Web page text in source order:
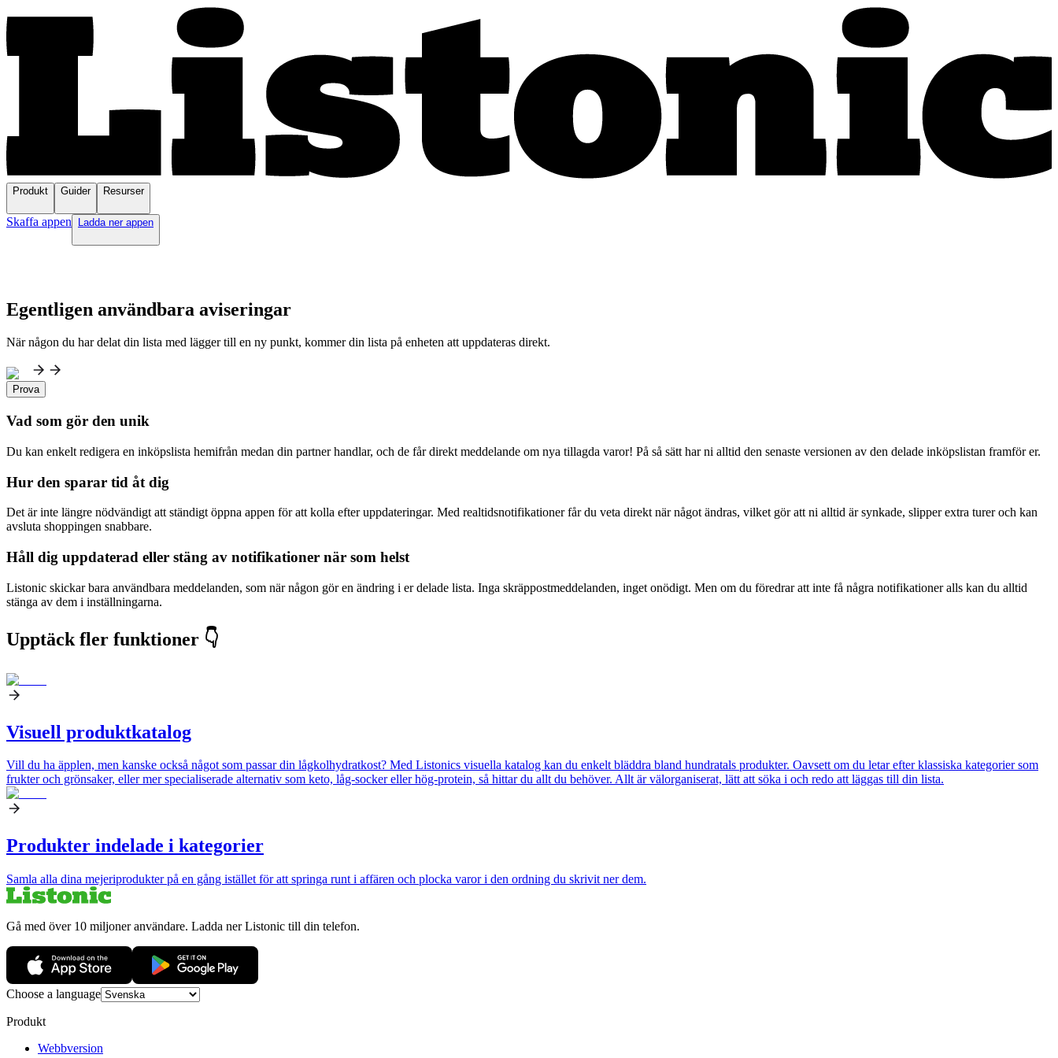
Produkt Guider Resurser
Skaffa appen Ladda ner appen
Egentligen användbara aviseringar
När någon du har delat din lista med lägger till en ny punkt, kommer din lista på enheten att uppdateras direkt.
Prova
Vad som gör den unik
Du kan enkelt redigera en inköpslista hemifrån medan din partner handlar, och de får direkt meddelande om nya tillagda varor! På så sätt har ni alltid den senaste versionen av den delade inköpslistan framför er.
Hur den sparar tid åt dig
Det är inte längre nödvändigt att ständigt öppna appen för att kolla efter uppdateringar. Med realtidsnotifikationer får du veta direkt när något ändras, vilket gör att ni alltid är synkade, slipper extra turer och kan
avsluta shoppingen snabbare.
Håll dig uppdaterad eller stäng av notifikationer när som helst
Listonic skickar bara användbara meddelanden, som när någon gör en ändring i er delade lista. Inga skräppostmeddelanden, inget onödigt. Men om du föredrar att inte få några notifikationer alls kan du alltid
stänga av dem i inställningarna.
Upptäck fler funktioner 👇
Visuell produktkatalog
Vill du ha äpplen, men kanske också något som passar din lågkolhydratkost? Med Listonics visuella katalog kan du enkelt bläddra bland hundratals produkter. Oavsett om du letar efter klassiska kategorier som
frukter och grönsaker, eller mer specialiserade alternativ som keto, låg-socker eller hög-protein, så hittar du allt du behöver. Allt är välorganiserat, lätt att söka i och redo att läggas till din lista.
Produkter indelade i kategorier
Samla alla dina mejeriprodukter på en gång istället för att springa runt i affären och plocka varor i den ordning du skrivit ner dem.
Gå med över 10 miljoner användare. Ladda ner Listonic till din telefon.
Choose a language
Produkt
Webbversion